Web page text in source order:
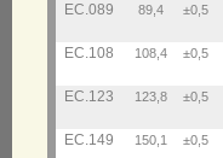
EC.089 89,4 ±0,5
EC.108 108,4 ±0,5
EC.123 123,8 ±0,5
EC.149 150,1 ±0,5